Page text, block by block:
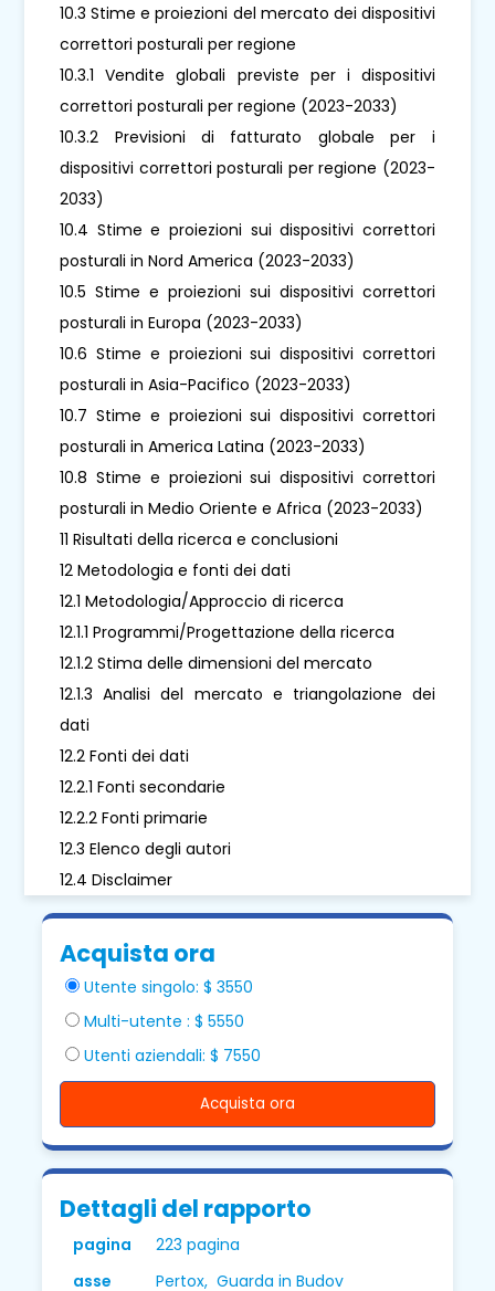
10.3 Stime e proiezioni del mercato dei dispositivi
correttori posturali per regione
10.3.1 Vendite globali previste per i dispositivi
correttori posturali per regione (2023-2033)
10.3.2 Previsioni di fatturato globale per i
dispositivi correttori posturali per regione (2023-
2033)
10.4 Stime e proiezioni sui dispositivi correttori
posturali in Nord America (2023-2033)
10.5 Stime e proiezioni sui dispositivi correttori
posturali in Europa (2023-2033)
10.6 Stime e proiezioni sui dispositivi correttori
posturali in Asia-Pacifico (2023-2033)
10.7 Stime e proiezioni sui dispositivi correttori
posturali in America Latina (2023-2033)
10.8 Stime e proiezioni sui dispositivi correttori
posturali in Medio Oriente e Africa (2023-2033)
11 Risultati della ricerca e conclusioni
12 Metodologia e fonti dei dati
12.1 Metodologia/Approccio di ricerca
12.1.1 Programmi/Progettazione della ricerca
12.1.2 Stima delle dimensioni del mercato
12.1.3 Analisi del mercato e triangolazione dei
dati
12.2 Fonti dei dati
12.2.1 Fonti secondarie
12.2.2 Fonti primarie
12.3 Elenco degli autori
12.4 Disclaimer
Acquista ora
Utente singolo: $ 3550
Multi-utente : $ 5550
Utenti aziendali: $ 7550
Acquista ora
Dettagli del rapporto
pagina
223 pagina
asse
Pertox, Guarda in Budov